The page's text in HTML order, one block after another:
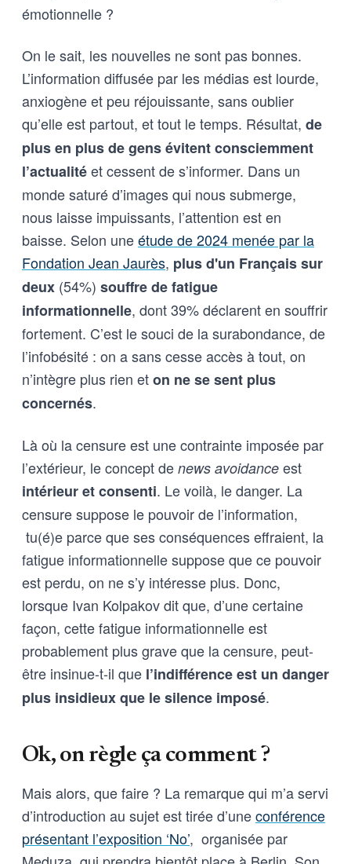
émotionnelle ?
On le sait, les nouvelles ne sont pas bonnes.
L’information diffusée par les médias est lourde,
anxiogène et peu réjouissante, sans oublier
qu’elle est partout, et tout le temps. Résultat, de
plus en plus de gens évitent consciemment
l’actualitéet cessent de s’informer. Dans un
monde saturé d’images qui nous submerge,
nous laisse impuissants, l’attention est en
baisse. Selon uneétude de 2024 menée par la
Fondation Jean Jaurès, plus d'un Français sur
deux (54%) souffre de fatigue
informationnelle, dont 39% déclarent en souffrir
fortement. C’est le souci de la surabondance, de
l’infobésité : on a sans cesse accès à tout, on
n’intègre plus rien eton ne se sent plus
concernés.
Là où la censure est une contrainte imposée par
l’extérieur, le concept de news avoidance est
intérieur et consenti. Le voilà, le danger. La
censure suppose le pouvoir de l’information,
tu(é)e parce que ses conséquences effraient, la
fatigue informationnelle suppose que ce pouvoir
est perdu, on ne s’y intéresse plus. Donc,
lorsque Ivan Kolpakov dit que, d’une certaine
façon, cette fatigue informationnelle est
probablement plus grave que la censure, peut-
être insinue-t-il que l’indifférence est un danger
plus insidieux que le silence imposé.
Ok, on règle ça comment ?
Mais alors, que faire ? La remarque qui m’a servi
d’introduction au sujet est tirée d’uneconférence
présentant l’exposition ‘No’, organisée par